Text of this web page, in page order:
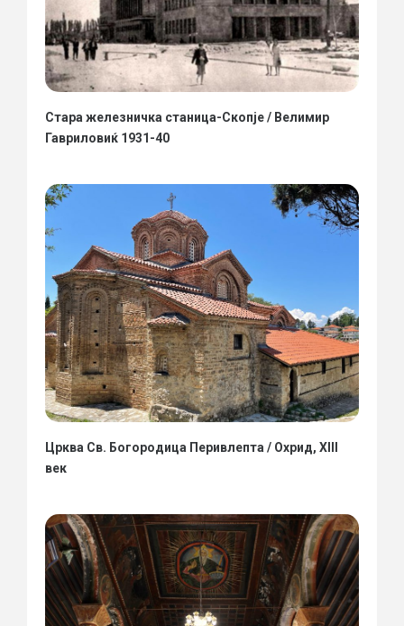
Стара железничка станица-Скопје / Велимир
Гавриловиќ 1931-40
Црква Св. Богородица Перивлепта / Охрид, XIII
век